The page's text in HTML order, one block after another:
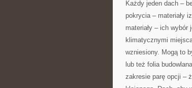
Każdy jeden dach –
pokrycia – materiały
materiały – ich
klimatycznymi
wzniesiony. Mogą to
lub też folia
zakresie parę opcji –